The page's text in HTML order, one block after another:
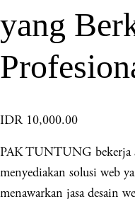
yang
IDR 10,000.00
PAK TUNTUNG bekerja
menyediakan solusi web
menawarkan jasa desain